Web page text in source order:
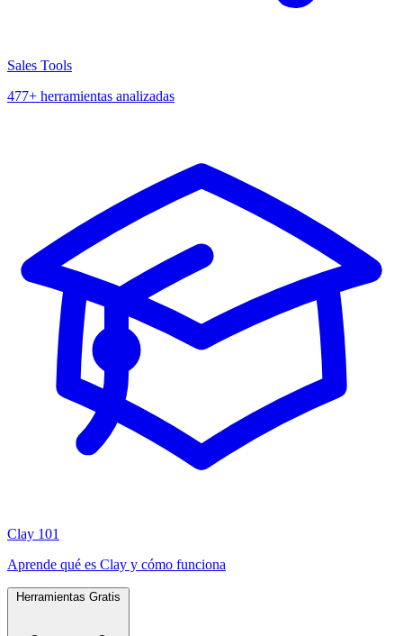
Sales Tools
477+ herramientas analizadas
Clay 101
Aprende qué es Clay y cómo funciona